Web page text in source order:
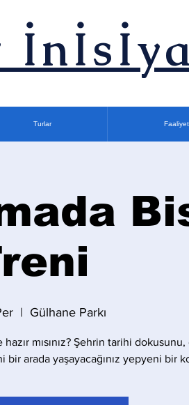
Turlar Faaliyet
  |
Gülhane Parkı
mısınız? Şehrin tarihi dokusunu,
bir arada yaşayacağınız yepyeni bir